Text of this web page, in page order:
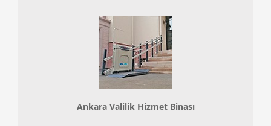
Ankara Valilik Hizmet Binası